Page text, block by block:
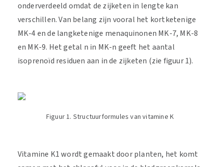
onderverdeeld omdat de zijketen in lengte kan
verschillen. Van belang zijn vooral het kortketenige
MK-4 en de langketenige menaquinonen MK-7, MK-8
en MK-9. Het getal n in MK-n geeft het aantal
isoprenoïd residuen aan in de zijketen (zie figuur 1).
Figuur 1. Structuurformules van vitamine K
Vitamine K1 wordt gemaakt door planten, het komt